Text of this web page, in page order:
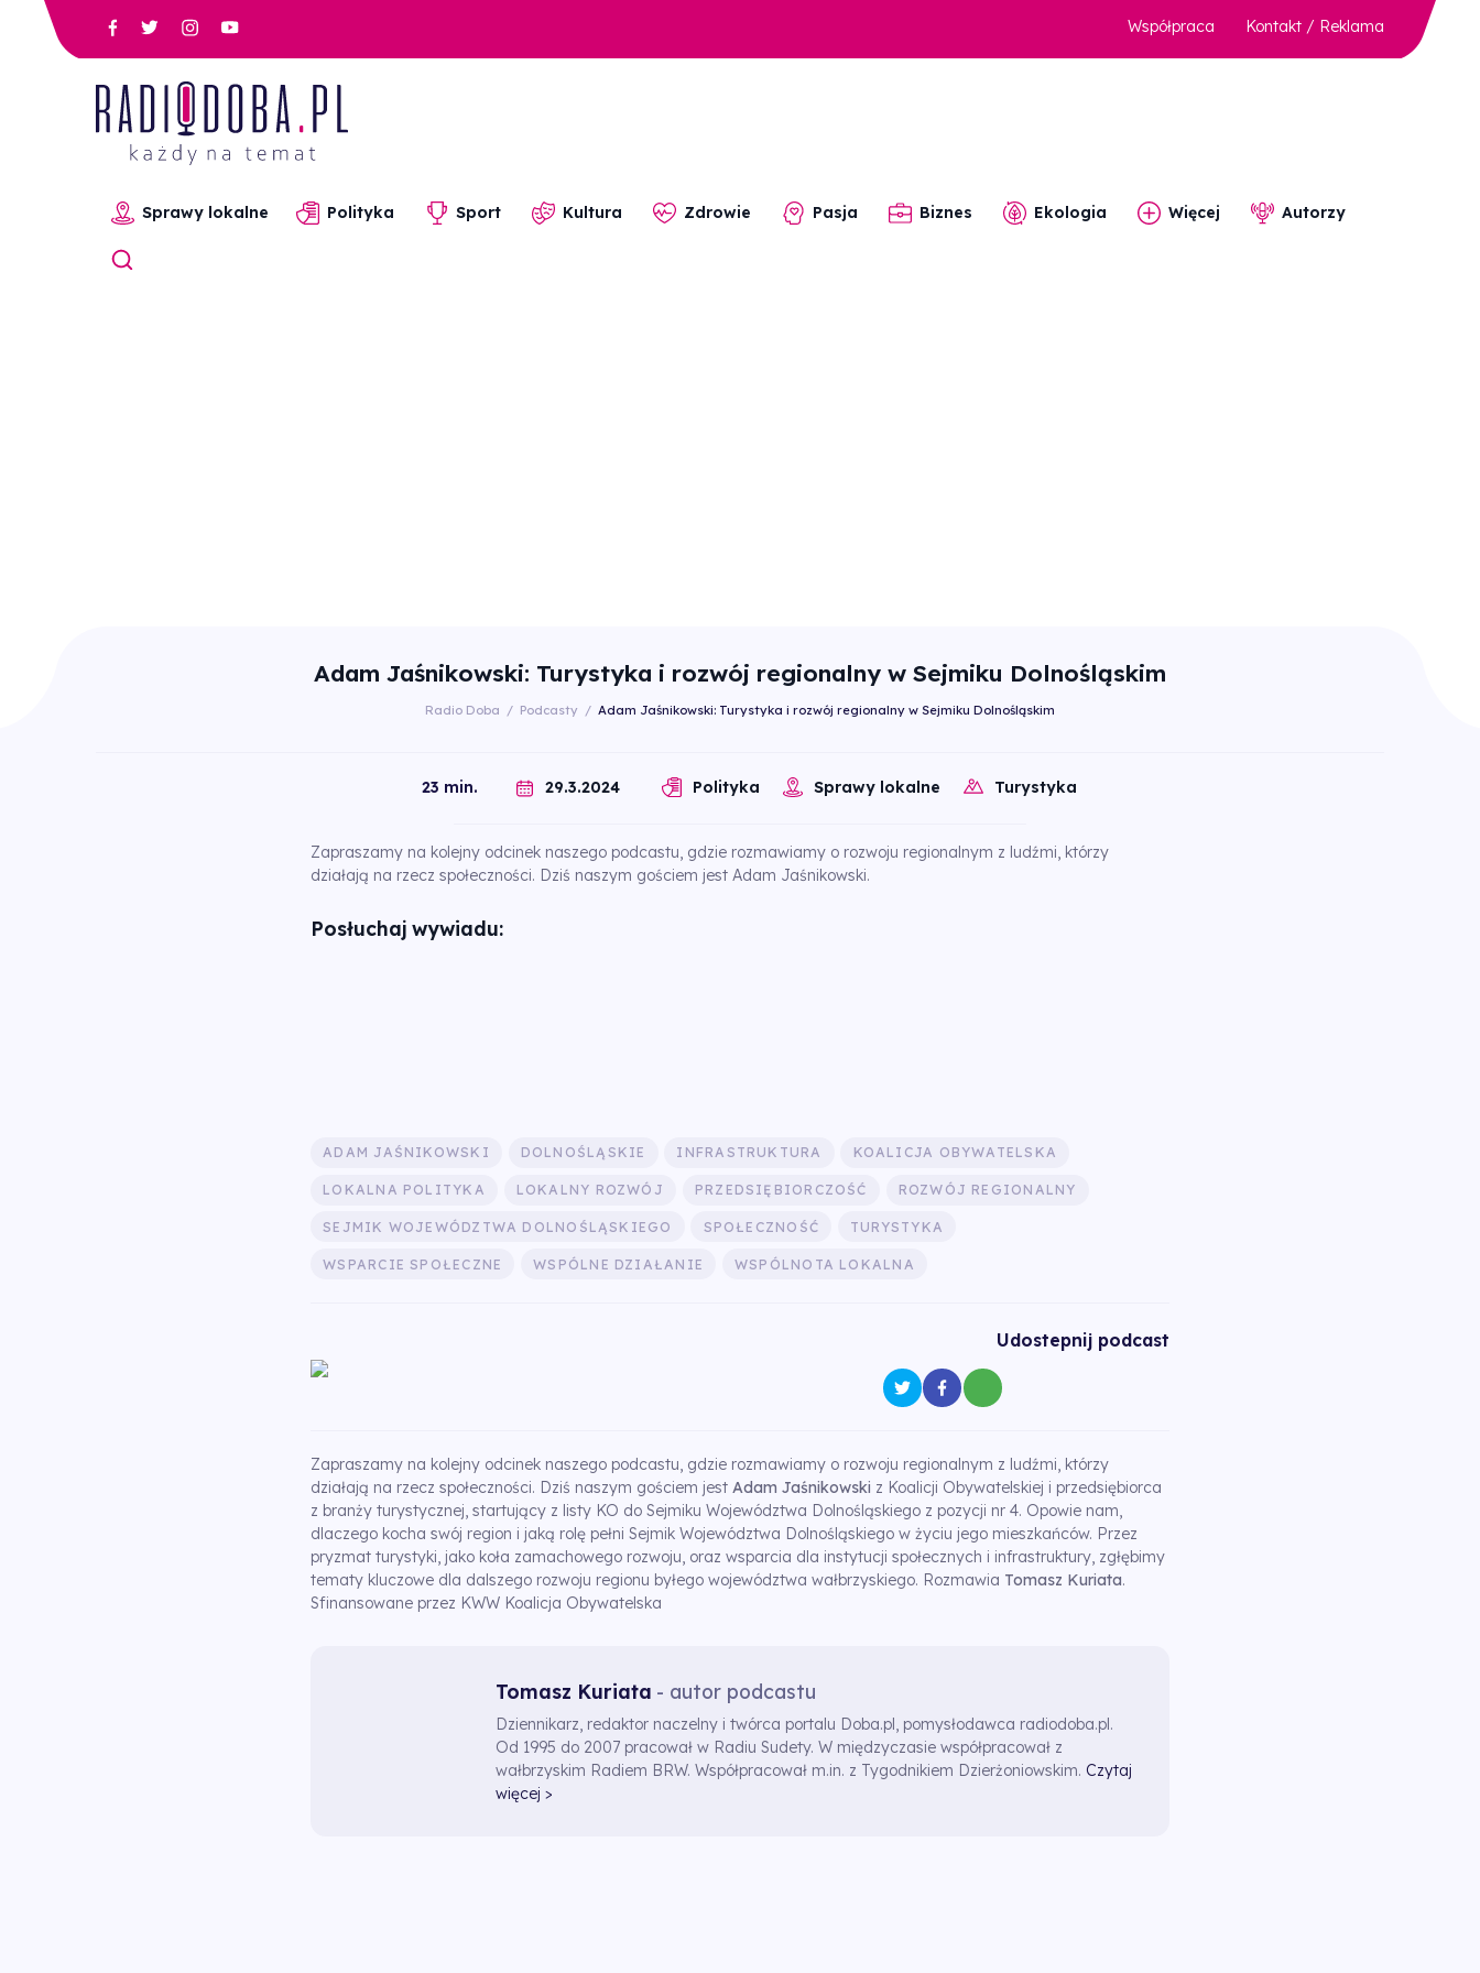
Współpraca Kontakt / Reklama
Sprawy lokalne Polityka Sport Kultura Zdrowie Pasja Biznes Ekologia Więcej Autorzy
Adam Jaśnikowski: Turystyka i rozwój regionalny w Sejmiku Dolnośląskim
Radio Doba / Podcasty / Adam Jaśnikowski: Turystyka i rozwój regionalny w Sejmiku Dolnośląskim
23 min. 29.3.2024 Polityka Sprawy lokalne Turystyka
Zapraszamy na kolejny odcinek naszego podcastu, gdzie rozmawiamy o rozwoju regionalnym z ludźmi, którzy
działają na rzecz społeczności. Dziś naszym gościem jest Adam Jaśnikowski.
Posłuchaj wywiadu:
ADAM JAŚNIKOWSKI DOLNOŚLĄSKIE INFRASTRUKTURA KOALICJA OBYWATELSKA
LOKALNA POLITYKA LOKALNY ROZWÓJ PRZEDSIĘBIORCZOŚĆ ROZWÓJ REGIONALNY
SEJMIK WOJEWÓDZTWA DOLNOŚLĄSKIEGO SPOŁECZNOŚĆ TURYSTYKA
WSPARCIE SPOŁECZNE WSPÓLNE DZIAŁANIE WSPÓLNOTA LOKALNA
Udostepnij podcast
Zapraszamy na kolejny odcinek naszego podcastu, gdzie rozmawiamy o rozwoju regionalnym z ludźmi, którzy
działają na rzecz społeczności. Dziś naszym gościem jest Adam Jaśnikowski z Koalicji Obywatelskiej i przedsiębiorca
z branży turystycznej, startujący z listy KO do Sejmiku Województwa Dolnośląskiego z pozycji nr 4. Opowie nam,
dlaczego kocha swój region i jaką rolę pełni Sejmik Województwa Dolnośląskiego w życiu jego mieszkańców. Przez
pryzmat turystyki, jako koła zamachowego rozwoju, oraz wsparcia dla instytucji społecznych i infrastruktury, zgłębimy
tematy kluczowe dla dalszego rozwoju regionu byłego województwa wałbrzyskiego. Rozmawia Tomasz Kuriata.
Sfinansowane przez KWW Koalicja Obywatelska
Tomasz Kuriata - autor podcastu
Dziennikarz, redaktor naczelny i twórca portalu Doba.pl, pomysłodawca radiodoba.pl.
Od 1995 do 2007 pracował w Radiu Sudety. W międzyczasie współpracował z
wałbrzyskim Radiem BRW. Współpracował m.in. z Tygodnikiem Dzierżoniowskim. Czytaj
więcej >